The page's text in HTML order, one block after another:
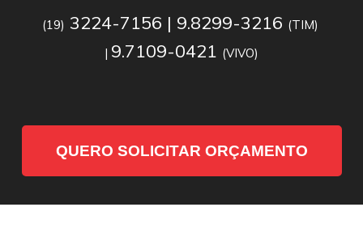
(19) 3224-7156 | 9.8299-3216 (TIM)
| 9.7109-0421 (VIVO)
QUERO SOLICITAR ORÇAMENTO